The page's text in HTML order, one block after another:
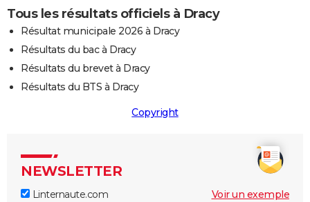
Tous les résultats officiels à Dracy
Résultat municipale 2026 à Dracy
Résultats du bac à Dracy
Résultats du brevet à Dracy
Résultats du BTS à Dracy
Copyright
NEWSLETTER
Linternaute.com Voir un exemple